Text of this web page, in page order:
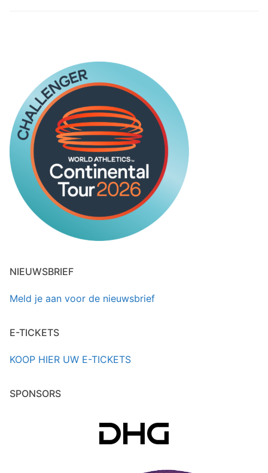
NIEUWSBRIEF
Meld je aan voor de nieuwsbrief
E-TICKETS
KOOP HIER UW E-TICKETS
SPONSORS